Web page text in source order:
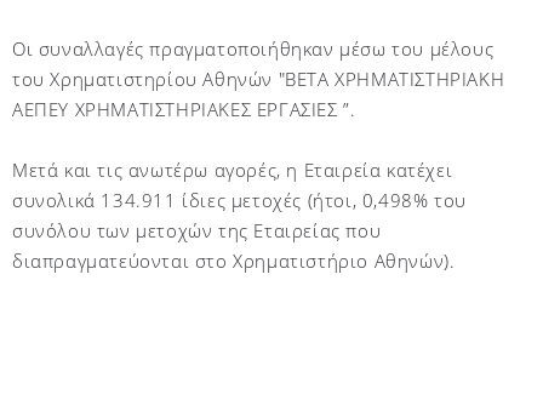
Οι συναλλαγές πραγματοποιήθηκαν μέσω του μέλους
του Χρηματιστηρίου Αθηνών "BETA ΧΡΗΜΑΤΙΣΤΗΡΙΑΚΗ
ΑΕΠΕΥ ΧΡΗΜΑΤΙΣΤΗΡΙΑΚΕΣ ΕΡΓΑΣΙΕΣ ”.
Μετά και τις ανωτέρω αγορές, η Εταιρεία κατέχει
συνολικά 134.911 ίδιες μετοχές (ήτοι, 0,498% του
συνόλου των μετοχών της Εταιρείας που
διαπραγματεύονται στο Χρηματιστήριο Αθηνών).